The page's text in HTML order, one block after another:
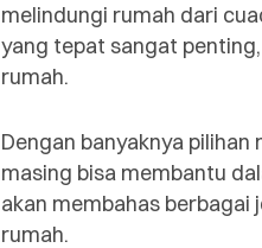
melindungi rumah dari
yang tepat sangat
rumah.
Dengan banyaknya
masing bisa membantu
akan membahas berbagai
rumah.